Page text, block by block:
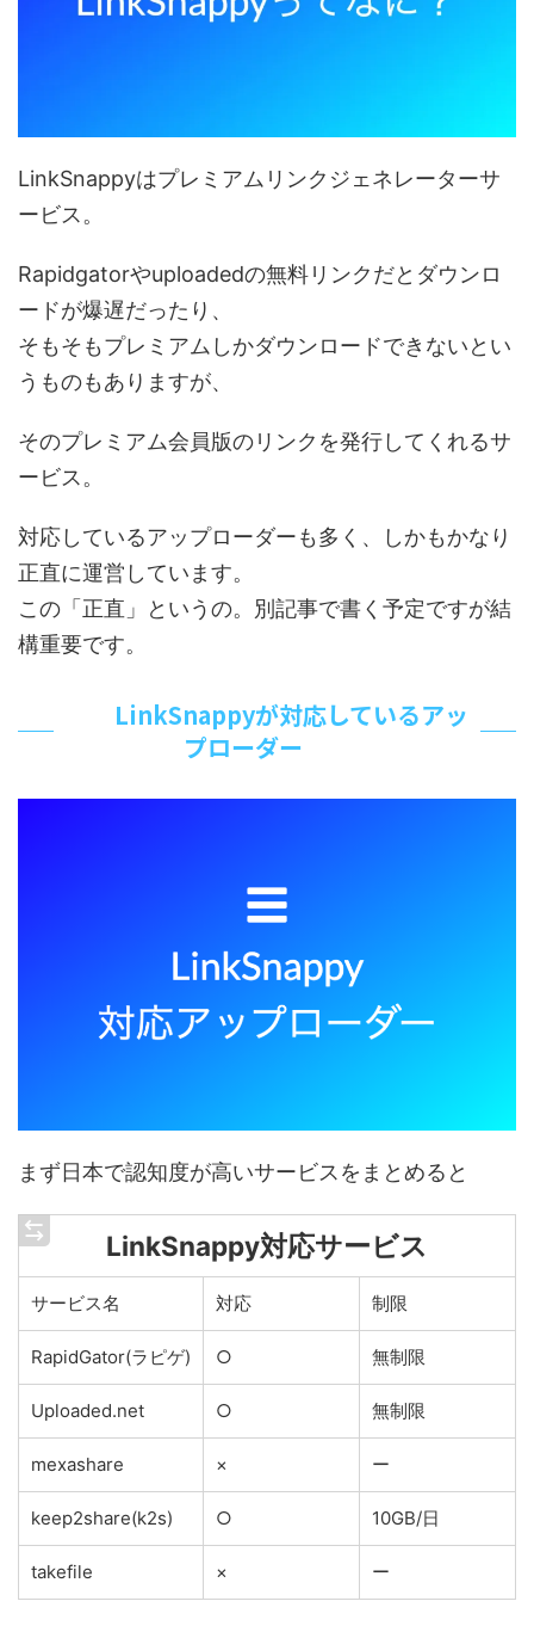
LinkSnappyはプレミアムリンクジェネレーターサ
ービス。
Rapidgatorやuploadedの無料リンクだとダウンロ
ードが爆遅だったり、
そもそもプレミアムしかダウンロードできないとい
うものもありますが、
そのプレミアム会員版のリンクを発行してくれるサ
ービス。
対応しているアップローダーも多く、しかもかなり
正直に運営しています。
この「正直」というの。別記事で書く予定ですが結
構重要です。
LinkSnappyが対応しているアッ
プローダー
まず日本で認知度が高いサービスをまとめると
LinkSnappy対応サービス
サービス名 対応 制限
RapidGator(ラピゲ) ○ 無制限
Uploaded.net ○ 無制限
mexashare × ー
keep2share(k2s) ○ 10GB/日
takefile × ー